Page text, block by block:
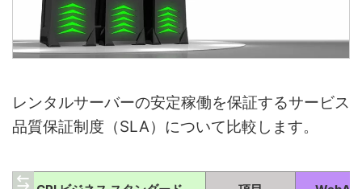
レンタルサーバーの安定稼働を保証するサービス
品質保証制度（SLA）について比較します。